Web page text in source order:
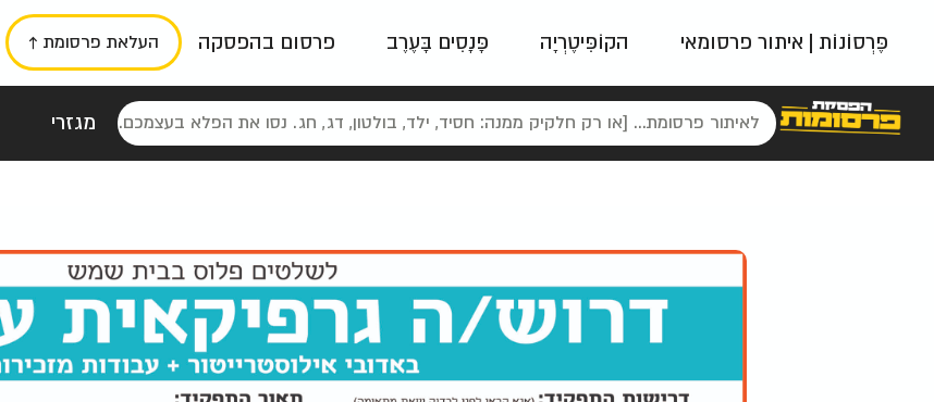
פֶּרְסוֹנוֹת | איתור פרסומאי הקוֹפִּיטֶרְיָה פָּנָסִים בָּעֶרֶב פרסום בהפסקה העלאת פרסומת ↑
מגזרי
פאשן
ניינטיז נוסטלגי כרזות טיפוגרפי